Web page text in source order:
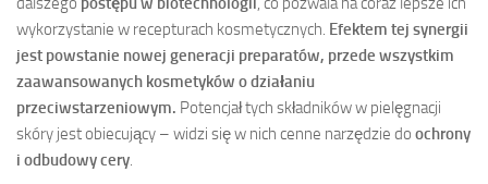
wykorzystanie w recepturach kosmetycznych. Efektem tej synergii
jest powstanie nowej generacji preparatów, przede wszystkim
zaawansowanych kosmetyków o działaniu
przeciwstarzeniowym. Potencjał tych składników w pielęgnacji
skóry jest obiecujący – widzi się w nich cenne narzędzie do ochrony
i odbudowy cery.